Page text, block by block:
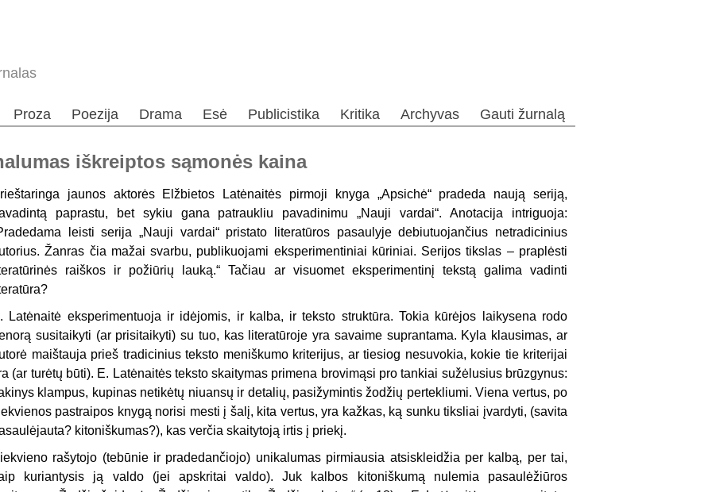
Proza Poezija Drama Esė Publicistika Kritika Archyvas Gauti žurnalą
iškreiptos sąmonės kaina
jaunos aktorės Elžbietos Latėnaitės pirmoji knyga „Apsichė“ pradeda naują seriją,
paprastu, bet sykiu gana patraukliu pavadinimu „Nauji vardai“. Anotacija intriguoja:
leisti serija „Nauji vardai“ pristato literatūros pasaulyje debiutuojančius netradicinius
Žanras čia mažai svarbu, publikuojami eksperimentiniai kūriniai. Serijos tikslas – praplėsti
raiškos ir požiūrių lauką.“ Tačiau ar visuomet eksperimentinį tekstą galima vadinti
Latėnaitė eksperimentuoja ir idėjomis, ir kalba, ir teksto struktūra. Tokia kūrėjos laikysena rodo
susitaikyti (ar prisitaikyti) su tuo, kas literatūroje yra savaime suprantama. Kyla klausimas, ar
maištauja prieš tradicinius teksto meniškumo kriterijus, ar tiesiog nesuvokia, kokie tie kriterijai
(ar turėtų būti). E. Latėnaitės teksto skaitymas primena brovimąsi pro tankiai sužėlusius brūzgynus:
klampus, kupinas netikėtų niuansų ir detalių, pasižymintis žodžių pertekliumi. Viena vertus, po
pastraipos knygą norisi mesti į šalį, kita vertus, yra kažkas, ką sunku tiksliai įvardyti, (savita
kitoniškumas?), kas verčia skaitytoją irtis į priekį.
rašytojo (tebūnie ir pradedančiojo) unikalumas pirmiausia atsiskleidžia per kalbą, per tai,
kuriantysis ją valdo (jei apskritai valdo). Juk kalbos kitoniškumą nulemia pasaulėžiūros